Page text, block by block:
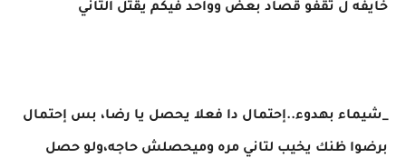
خايفه ل تقفو قصاد بعض وواحد فيكم يقتل التاني
_شيماء بهدوء..إحتمال دا فعلا يحصل يا رضا، بس إحتمال
برضوا ظنك يخيب لتاني مره وميحصلش حاجه،ولو حصل